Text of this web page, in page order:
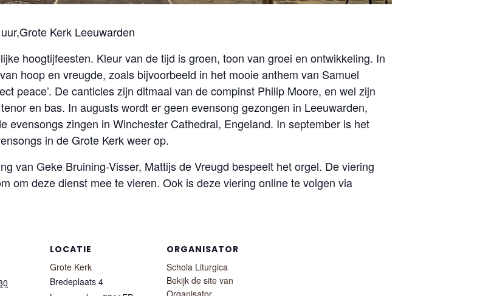
Kerk Leeuwarden
hoogtijfeesten. Kleur van de tijd is groen, toon van groei en ontwikkeling. In
hoop en vreugde, zoals bijvoorbeeld in het mooie anthem van Samuel
peace’. De canticles zijn ditmaal van de compinst Philip Moore, en wel zijn
en bas. In augusts wordt er geen evensong gezongen in Leeuwarden,
evensongs zingen in Winchester Cathedral, Engeland. In september is het
in de Grote Kerk weer op.
van Geke Bruining-Visser, Mattijs de Vreugd bespeelt het orgel. De viering
om deze dienst mee te vieren. Ook is deze viering online te volgen via
LOCATIE
Grote Kerk
Bredeplaats 4
ORGANISATOR
Schola Liturgica
Bekijk de site van
Organisator